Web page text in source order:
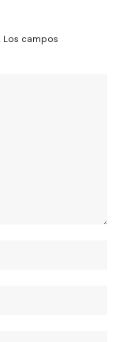
Los campos